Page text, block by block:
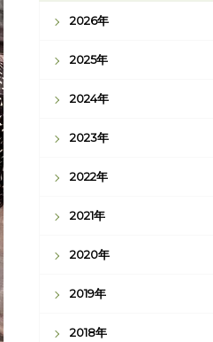
2026年
2025年
2024年
2023年
2022年
2021年
2020年
2019年
2018年